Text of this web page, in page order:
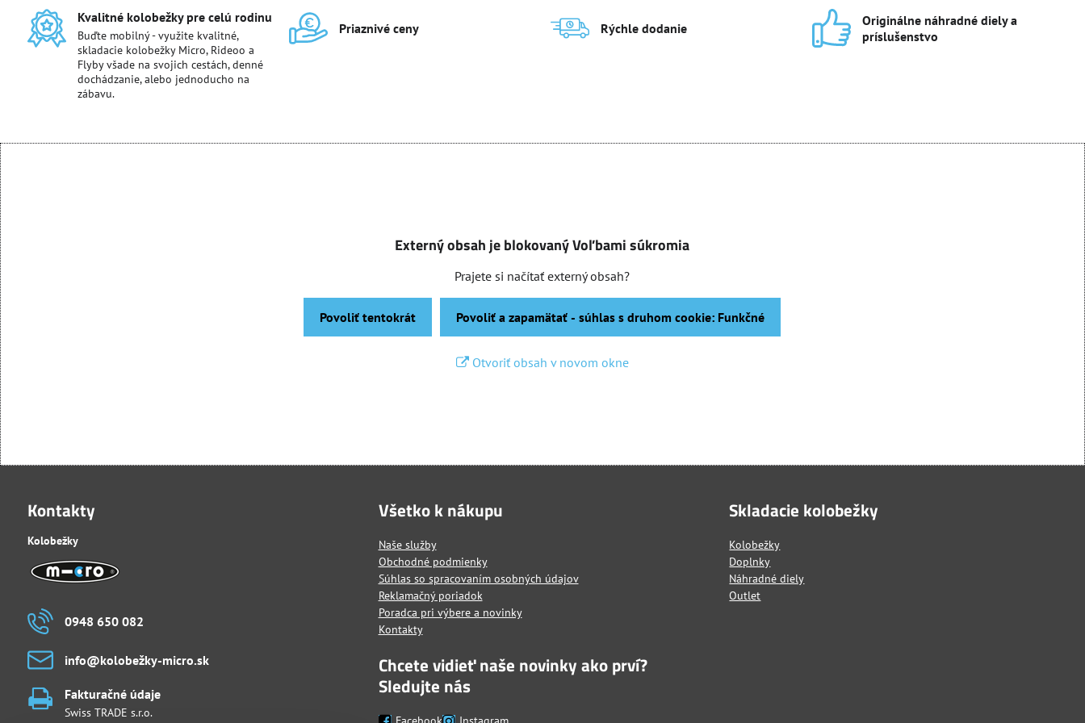
Kvalitné kolobežky pre celú rodinu
Buďte mobilný - využite kvalitné,
skladacie kolobežky Micro, Rideoo a
Flyby všade na svojich cestách, denné
dochádzanie, alebo jednoducho na
zábavu.
Priaznivé ceny Rýchle dodanie
Originálne náhradné diely a
príslušenstvo
Externý obsah je blokovaný Voľbami súkromia
Prajete si načítať externý obsah?
Povoliť tentokrát Povoliť a zapamätať - súhlas s druhom cookie: Funkčné
Otvoriť obsah v novom okne
Kontakty
Kolobežky
0948 650 082
info​@kolobežky-micro​.sk
Fakturačné údaje
Swiss TRADE s.r.o.
Všetko k nákupu
Naše služby
Obchodné podmienky
Súhlas so spracovaním osobných údajov
Reklamačný poriadok
Poradca pri výbere a novinky
Kontakty
Chcete vidieť naše novinky ako prví?
Sledujte nás
Skladacie kolobežky
Kolobežky
Doplnky
Náhradné diely
Outlet